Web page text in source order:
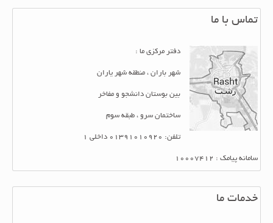
تماس با ما
دفتر مرکزی ما :
شهر باران ، منطقه شهر یاران
بین بوستان دانشجو و مفاخر
ساختمان سرو ، طبقه سوم
تلفن: 01391010920 داخلی 1
سامانه پیامک : 10007412
خدمات ما